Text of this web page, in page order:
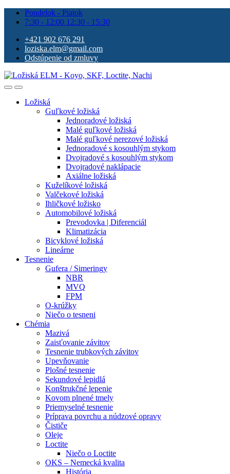
Pondelok - Piatok
7:30 - 12:00 12:30 - 15:30
+421 902 676 291
loziska.elm@gmail.com
Odstúpenie od zmluvy
Ložiská
Guľkové ložiská
Jednoradové ložiská
Malé guľkové ložiská
Malé guľkové nerezové ložiská
Jednoradové s kosouhlým stykom
Dvojradové s kosouhlým stykom
Dvojradové naklápacie
Axiálne ložiská
Kuželíkové ložiská
Valčekové ložiská
Ihličkové ložisko
Automobilové ložiská
Prevodovka | Diferenciál
Klimatizácia
Bicyklové ložiská
Lineárne
Tesnenie
Gufera / Simeringy
NBR
MVQ
FPM
O-krúžky
Niečo o tesneni
Chémia
Mazivá
Zaisťovanie závitov
Tesnenie trubkových závitov
Upevňovanie
Plošné tesnenie
Sekundové lepidlá
Konštrukčné lepenie
Kovom plnené tmely
Priemyselné tesnenie
Príprava povrchu a núdzové opravy
Čističe
Oleje
Loctite
Niečo o Loctite
OKS – Nemecká kvalita
História